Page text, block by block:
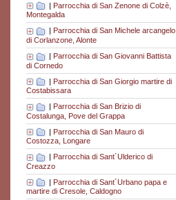
| Parrocchia di San Zenone di Colzè,
Montegalda
Parrocchia di San Michele arcangelo
di Corlanzone, Alonte
| Parrocchia di San Giovanni Battista
di Cornedo
| Parrocchia di San Giorgio martire di
Costabissara
| Parrocchia di San Brizio di
Costalunga, Pove del Grappa
| Parrocchia di San Mauro di
Costozza, Longare
Parrocchia di Sant´Ulderico di
Creazzo
| Parrocchia di Sant´Urbano papa e
martire di Cresole, Caldogno